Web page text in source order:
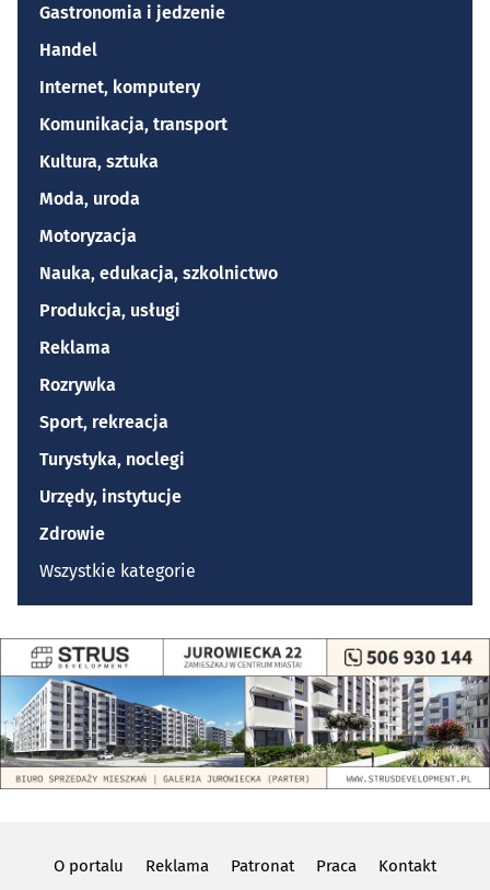
Gastronomia i jedzenie
Handel
Internet, komputery
Komunikacja, transport
Kultura, sztuka
Moda, uroda
Motoryzacja
Nauka, edukacja, szkolnictwo
Produkcja, usługi
Reklama
Rozrywka
Sport, rekreacja
Turystyka, noclegi
Urzędy, instytucje
Zdrowie
Wszystkie kategorie
O portalu Reklama Patronat Praca
Kontakt